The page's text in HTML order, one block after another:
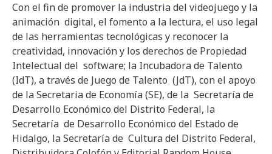
Con el fin de promover la industria del videojuego y la
animación digital, el fomento a la lectura, el uso legal
de las herramientas tecnológicas y reconocer la
creatividad, innovación y los derechos de Propiedad
Intelectual del software; la Incubadora de Talento
(IdT), a través de Juego de Talento (JdT), con el apoyo
de la Secretaria de Economía (SE), de la Secretaría de
Desarrollo Económico del Distrito Federal, la
Secretaría de Desarrollo Económico del Estado de
Hidalgo, la Secretaría de Cultura del Distrito Federal,